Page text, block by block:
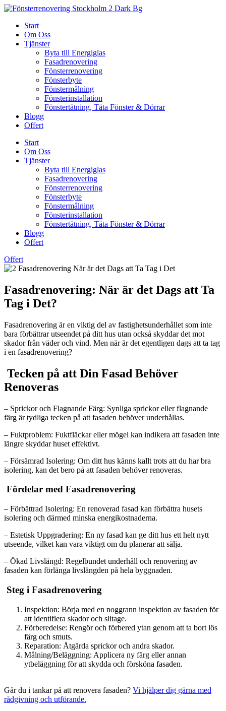
Skip
contentStart
Om Oss
Tjänster
Byta till Energiglas
Fasadrenovering
Fönsterrenovering
Fönsterbyte
Fönstermålning
Fönsterinstallation
Fönstertätning, Täta Fönster & Dörrar
Blogg
Offert
Start
Om Oss
Tjänster
Byta till Energiglas
Fasadrenovering
Fönsterrenovering
Fönsterbyte
Fönstermålning
Fönsterinstallation
Fönstertätning, Täta Fönster & Dörrar
Blogg
Offert
Offert
Fasadrenovering: När är det Dags att Ta
Tag i Det?
Fasadrenovering är en viktig del av fastighetsunderhållet som inte
bara förbättrar utseendet på ditt hus utan också skyddar det mot
skador från väder och vind. Men när är det egentligen dags att ta tag
i en fasadrenovering?
Tecken på att Din Fasad Behöver
Renoveras
– Sprickor och Flagnande Färg: Synliga sprickor eller flagnande
färg är tydliga tecken på att fasaden behöver underhållas.
– Fuktproblem: Fuktfläckar eller mögel kan indikera att fasaden inte
längre skyddar huset effektivt.
– Försämrad Isolering: Om ditt hus känns kallt trots att du har bra
isolering, kan det bero på att fasaden behöver renoveras.
Fördelar med Fasadrenovering
– Förbättrad Isolering: En renoverad fasad kan förbättra husets
isolering och därmed minska energikostnaderna.
– Estetisk Uppgradering: En ny fasad kan ge ditt hus ett helt nytt
utseende, vilket kan vara viktigt om du planerar att sälja.
– Ökad Livslängd: Regelbundet underhåll och renovering av
fasaden kan förlänga livslängden på hela byggnaden.
Steg i Fasadrenovering
Inspektion: Börja med en noggrann inspektion av fasaden för
att identifiera skador och slitage.
Förberedelse: Rengör och förbered ytan genom att ta bort lös
färg och smuts.
Reparation: Åtgärda sprickor och andra skador.
Målning/Beläggning: Applicera ny färg eller annan
ytbeläggning för att skydda och försköna fasaden.
Går du i tankar på att renovera fasaden? Vi hjälper dig gärna med
rådgivning och utförande.